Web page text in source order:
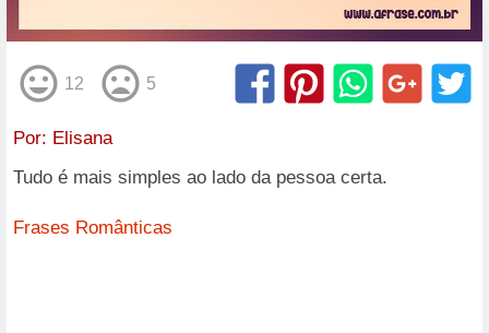
12 5
Por: Elisana
Tudo é mais simples ao lado da pessoa certa.
Frases Românticas